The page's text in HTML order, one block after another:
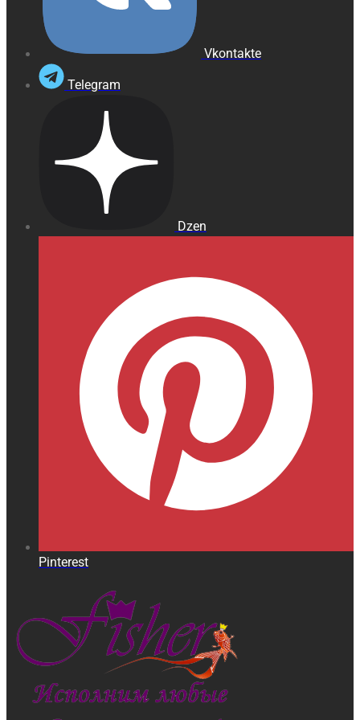
Vkontakte
Telegram
Dzen
Pinterest